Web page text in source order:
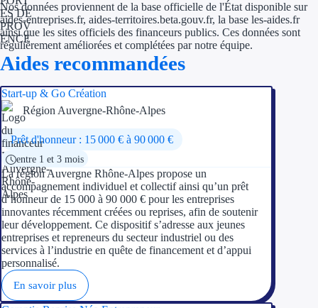
Nos données proviennent de la base officielle de l'État disponible sur
aides-entreprises.fr, aides-territoires.beta.gouv.fr, la base les-aides.fr
ainsi que les sites officiels des financeurs publics. Ces données sont
régulièrement améliorées et complétées par notre équipe.
Aides recommandées
Start-up & Go Création
Région Auvergne-Rhône-Alpes
Prêt d'honneur : 15 000 € à 90 000 €
entre 1 et 3 mois
La région Auvergne Rhône-Alpes propose un
accompagnement individuel et collectif ainsi qu’un prêt
d’honneur de 15 000 à 90 000 € pour les entreprises
innovantes récemment créées ou reprises, afin de soutenir
leur développement. Ce dispositif s’adresse aux jeunes
entreprises et repreneurs du secteur industriel ou des
services à l’industrie en quête de financement et d’appui
personnalisé.
En savoir plus